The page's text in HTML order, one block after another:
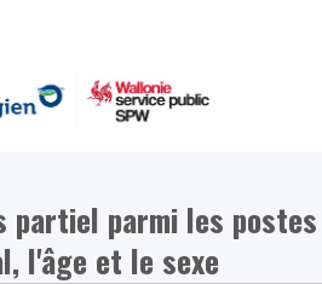
partiel parmi les
l'âge et le sexe